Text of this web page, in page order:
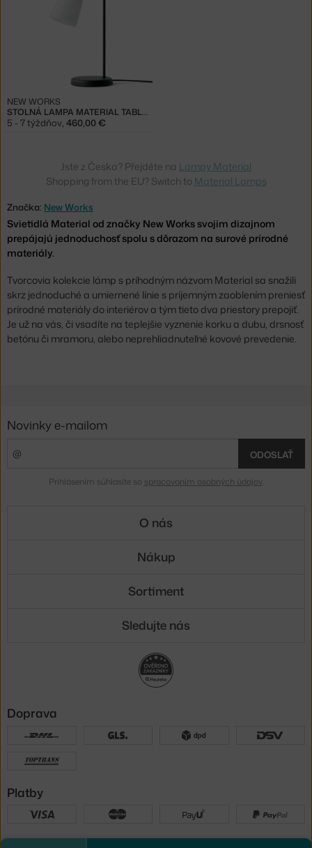
Značka: New Works
Svietidlá Material od značky New Works svojim dizajnom
prepájajú jednoduchosť spolu s dôrazom na surové prírodné
materiály.
Tvorcovia kolekcie lámp s príhodným názvom Material sa snažili
skrz jednoduché a umiernené línie s príjemným zaoblením preniesť
prírodné materiály do interiérov a tým tieto dva priestory prepojiť.
Je už na vás, či vsadíte na teplejšie vyznenie korku a dubu, drsnosť
betónu či mramoru, alebo neprehliadnuteľné kovové prevedenie.
STOLNÁ LAMPA MATERIAL TABLE LAMP, WHITE OPAL GLASS
NEW WORKS
5 - 7 týždňov 460,00 €
Jste z Česka? Přejděte na Lampy Material
Shopping from the EU? Switch to Material Lamps
Novinky e-mailom
ODOSLAŤ
Prihlásením súhlasíte so spracovaním osobných údajov.
O nás
Nákup
Sortiment
Sledujte nás
Doprava
Platby